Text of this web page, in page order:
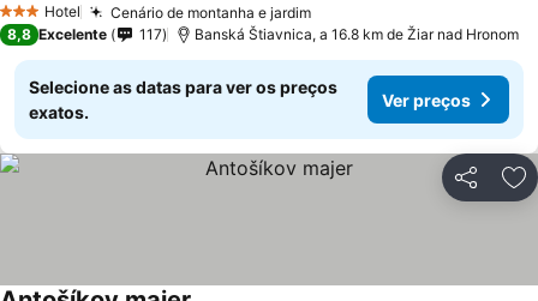
3 EstrelasHotel Cenário de montanha e jardimVer preços
8,8 Excelente 117 Banská Štiavnica, a 16.8 km de Žiar nad Hronom
Selecione as datas para ver os preços
exatos.
Ver preços
Partilhar